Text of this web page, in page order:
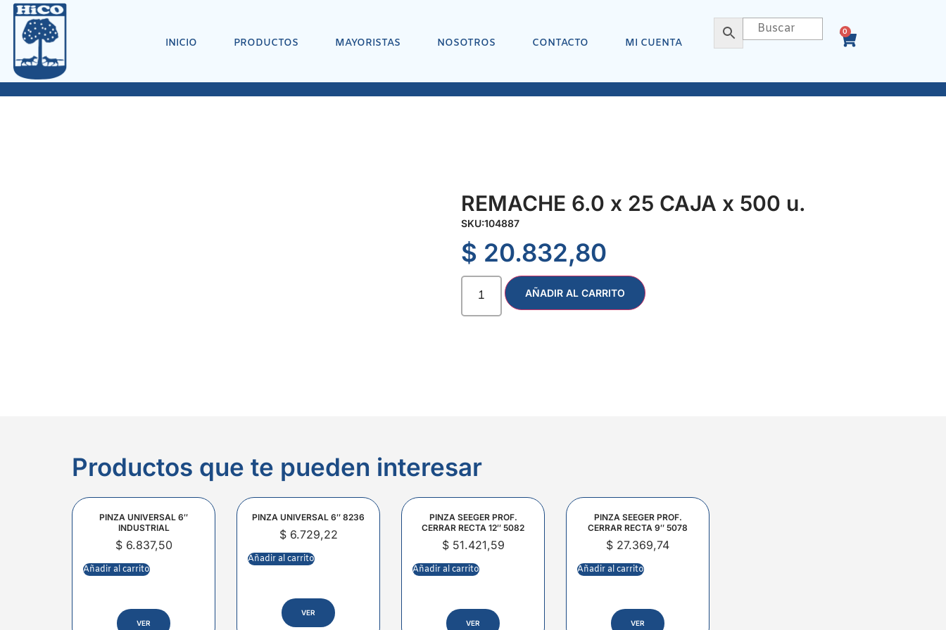
INICIO PRODUCTOS MAYORISTAS NOSOTROS CONTACTO MI CUENTA
0
REMACHE 6.0 x 25 CAJA x 500 u.
SKU:104887
$ 20.832,80
AÑADIR AL CARRITO
Productos que te pueden interesar
PINZA UNIVERSAL 6″
INDUSTRIAL
$6.837,50
Añadir al carrito
VER
PINZA UNIVERSAL 6″ 8236
$6.729,22
Añadir al carrito
VER
PINZA SEEGER PROF.
CERRAR RECTA 12″ 5082
$51.421,59
Añadir al carrito
VER
PINZA SEEGER PROF.
CERRAR RECTA 9″ 5078
$ 27.369,74
Añadir al carrito
VER